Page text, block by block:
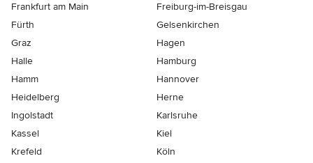
Frankfurt am Main
Freiburg-im-Breisgau
Fürth
Gelsenkirchen
Graz
Hagen
Halle
Hamburg
Hamm
Hannover
Heidelberg
Herne
Ingolstadt
Karlsruhe
Kassel
Kiel
Krefeld
Köln